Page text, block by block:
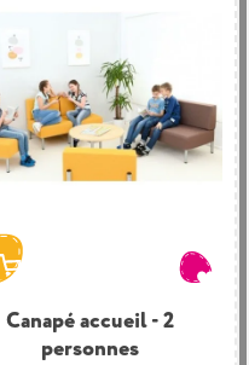
Canapé accueil - 2
personnes